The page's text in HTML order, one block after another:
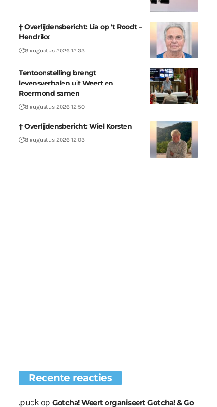
† Overlijdensbericht: Lia op ‘t Roodt –
Hendrikx
8 augustus 2026 12:33
Tentoonstelling brengt
levensverhalen uit Weert en
Roermond samen
8 augustus 2026 12:50
† Overlijdensbericht: Wiel Korsten
8 augustus 2026 12:03
Recente reacties
.puckop Gotcha! Weert organiseert Gotcha! & Go